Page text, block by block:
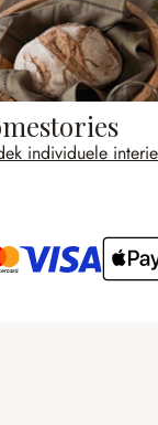
individuele